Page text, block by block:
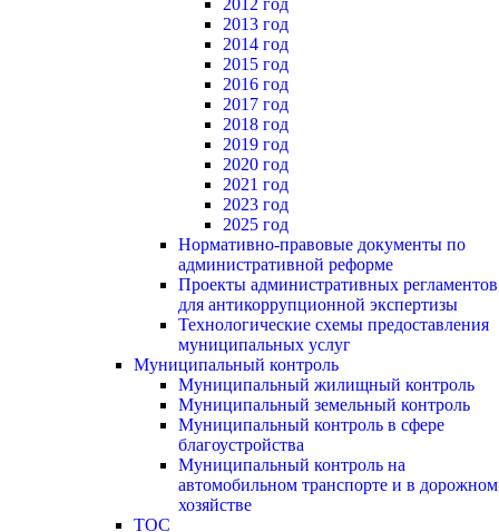
2012 год
2013 год
2014 год
2015 год
2016 год
2017 год
2018 год
2019 год
2020 год
2021 год
2023 год
2025 год
Нормативно-правовые документы по
административной реформе
Проекты административных регламентов
для антикоррупционной экспертизы
Технологические схемы предоставления
муниципальных услуг
Муниципальный контроль
Муниципальный жилищный контроль
Муниципальный земельный контроль
Муниципальный контроль в сфере
благоустройства
Муниципальный контроль на
автомобильном транспорте и в дорожном
хозяйстве
ТОС